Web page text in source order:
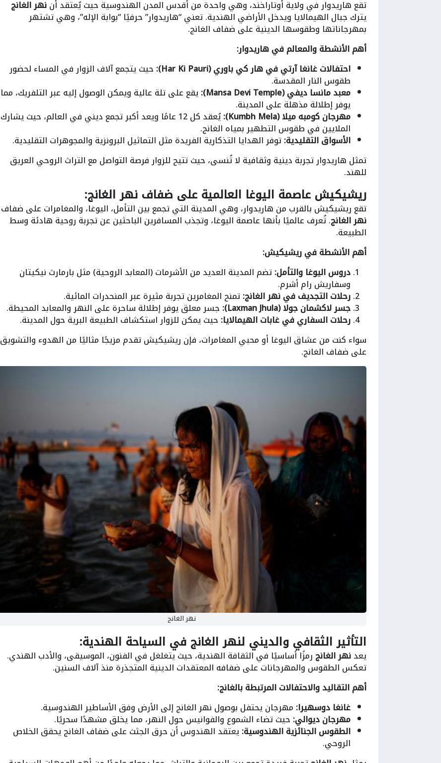
تقع هاريدوار في ولاية أوتاراخند، وهي واحدة من أقدس المدن الهندوسية حيث يُعتقد أننهر الغانج
يترك جبال الهيمالايا ويدخل الأراضي الهندية. تعني “هاريدوار” حرفيًا “بوابة الإله”، وهي تشتهر
بمهرجاناتها وطقوسها الدينية على ضفاف الغانج.
أهم الأنشطة والمعالم في هاريدوار:
احتفالات غانغا آرتي في هار كي باوري (Har Ki Pauri):
حيث يتجمع آلاف الزوار في المساء لحضور
طقوس النار المقدسة.
معبد مانسا ديفي (Mansa Devi Temple): يقع على تلة عالية ويمكن الوصول إليه عبر التلفريك، مما
يوفر إطلالة مذهلة على المدينة.
مهرجان كومبه ميلا (Kumbh Mela): يُعقد كل 12 عامًا ويعد أكبر تجمع ديني في العالم، حيث يشارك
الملايين في طقوس التطهير بمياه الغانج.
الأسواق التقليدية:توفر الهدايا التذكارية الفريدة مثل التماثيل البرونزية والمجوهرات التقليدية.
تمثل هاريدوار تجربة دينية وثقافية لا تُنسى، حيث تتيح للزوار فرصة التواصل مع التراث الروحي العريق
للهند.
ريشيكيش عاصمة اليوغا العالمية على ضفاف نهر الغانج:
تقع ريشيكيش بالقرب من هاريدوار، وهي المدينة التي تجمع بين التأمل، اليوغا، والمغامرات على ضفاف
نهر الغانج. تُعرف عالميًا بأنها عاصمة اليوغا، وتجذب المسافرين الباحثين عن تجربة روحية هادئة وسط
الطبيعة.
أهم الأنشطة في ريشيكيش:
دروس اليوغا والتأمل:تضم المدينة العديد من الأشرمات (المعابد الروحية) مثل بارمارث نيكيتان
وسفاريش رام أشرم.
رحلات التجديف في نهر الغانج:تمنح المغامرين تجربة مثيرة عبر المنحدرات المائية.
جسر لاكشمان جولا (Laxman Jhula): جسر معلق يوفر إطلالة ساحرة على النهر والمعابد المحيطة.
رحلات السفاري في غابات الهيمالايا: حيث يمكن للزوار استكشاف الطبيعة البرية حول المدينة.
سواء كنت من عشاق اليوغا أو محبي المغامرات، فإن ريشيكيش تقدم مزيجًا مثاليًا من الهدوء والتشويق
على ضفاف الغانج.
نهر الغانج
التأثير الثقافي والديني لنهر الغانج في السياحة الهندية:
يعدنهر الغانج رمزًا أساسيًا في الثقافة الهندية، حيث يتغلغل في الفنون، الموسيقى، والأدب الهندي.
تعكس الطقوس والمهرجانات على ضفافه المعتقدات الدينية المتجذرة منذ آلاف السنين.
أهم التقاليد والاحتفالات المرتبطة بالغانج:
غانغا دوسهيرا: مهرجان يحتفل بوصول نهر الغانج إلى الأرض وفق الأساطير الهندوسية.
مهرجان ديوالي: حيث تضاء الشموع والفوانيس حول النهر، مما يخلق مشهدًا سحريًا.
الطقوس الجنائزية الهندوسية:يعتقد الهندوس أن حرق الجثث على ضفاف الغانج يحقق الخلاص
الروحي.